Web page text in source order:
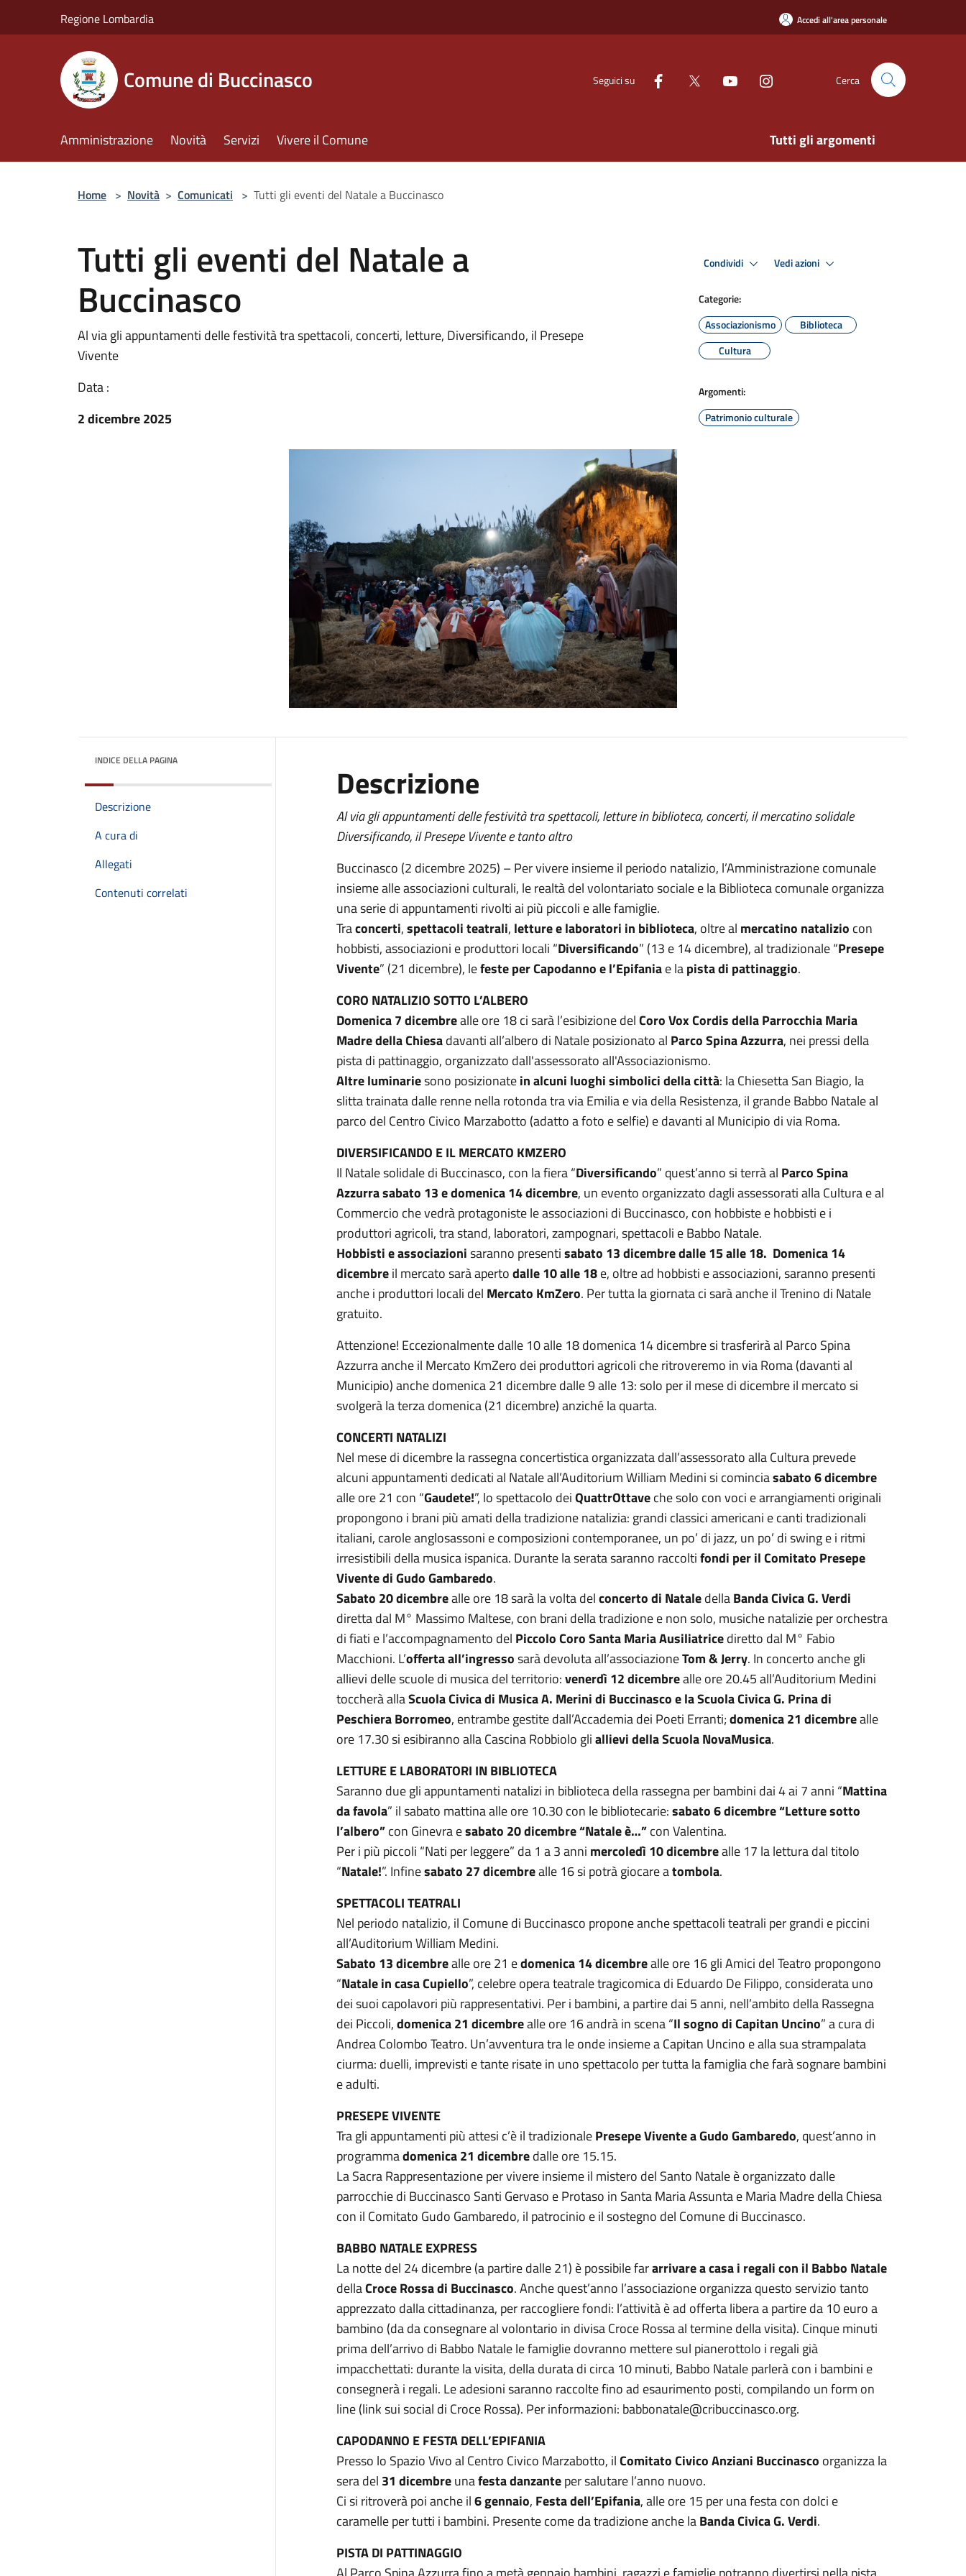
Regione Lombardia Accedi all'area personale
Comune di Buccinasco Seguici su Cerca
Amministrazione Novità Servizi Vivere il Comune Tutti gli argomenti
Home > Novità > Comunicati > Tutti gli eventi del Natale a Buccinasco
Tutti gli eventi del Natale a
Buccinasco
Al via gli appuntamenti delle festività tra spettacoli, concerti, letture, Diversificando, il Presepe
Vivente
Data :
2 dicembre 2025
Condividi Vedi azioni
Categorie:
Associazionismo
Biblioteca
Cultura
Argomenti:
Patrimonio culturale
INDICE DELLA PAGINA
Descrizione
A cura di
Allegati
Contenuti correlati
Descrizione
Al via gli appuntamenti delle festività tra spettacoli, letture in biblioteca, concerti, il mercatino solidale
Diversificando, il Presepe Vivente e tanto altro
Buccinasco (2 dicembre 2025) – Per vivere insieme il periodo natalizio, l’Amministrazione comunale
insieme alle associazioni culturali, le realtà del volontariato sociale e la Biblioteca comunale organizza
una serie di appuntamenti rivolti ai più piccoli e alle famiglie.
Traconcerti,spettacoli teatrali, letture e laboratori in biblioteca, oltre al mercatino natalizio con
hobbisti, associazioni e produttori locali “Diversificando” (13 e 14 dicembre), al tradizionale “Presepe
Vivente” (21 dicembre), lefeste per Capodanno e l’Epifaniae lapista di pattinaggio.
CORO NATALIZIO SOTTO L’ALBERO
Domenica 7 dicembrealle ore 18 ci sarà l’esibizione delCoro Vox Cordis della Parrocchia Maria
Madre della Chiesadavanti all’albero di Natale posizionato al Parco Spina Azzurra, nei pressi della
pista di pattinaggio, organizzato dall'assessorato all'Associazionismo.
Altre luminariesono posizionatein alcuni luoghi simbolici della città: la Chiesetta San Biagio, la
slitta trainata dalle renne nella rotonda tra via Emilia e via della Resistenza, il grande Babbo Natale al
parco del Centro Civico Marzabotto (adatto a foto e selfie) e davanti al Municipio di via Roma.
DIVERSIFICANDO E IL MERCATO KMZERO
Il Natale solidale di Buccinasco, con la fiera “Diversificando” quest’anno si terrà al Parco Spina
Azzurra sabato 13 e domenica 14 dicembre, un evento organizzato dagli assessorati alla Cultura e al
Commercio che vedrà protagoniste le associazioni di Buccinasco, con hobbiste e hobbisti e i
produttori agricoli, tra stand, laboratori, zampognari, spettacoli e Babbo Natale.
Hobbisti e associazionisaranno presentisabato 13 dicembre dalle 15 alle 18. Domenica 14
dicembreil mercato sarà apertodalle 10 alle 18e, oltre ad hobbisti e associazioni, saranno presenti
anche i produttori locali del Mercato KmZero. Per tutta la giornata ci sarà anche il Trenino di Natale
gratuito.
Attenzione! Eccezionalmente dalle 10 alle 18 domenica 14 dicembre si trasferirà al Parco Spina
Azzurra anche il Mercato KmZero dei produttori agricoli che ritroveremo in via Roma (davanti al
Municipio) anche domenica 21 dicembre dalle 9 alle 13: solo per il mese di dicembre il mercato si
svolgerà la terza domenica (21 dicembre) anziché la quarta.
CONCERTI NATALIZI
Nel mese di dicembre la rassegna concertistica organizzata dall’assessorato alla Cultura prevede
alcuni appuntamenti dedicati al Natale all’Auditorium William Medini si cominciasabato 6 dicembre
alle ore 21 con “Gaudete!”, lo spettacolo deiQuattrOttaveche solo con voci e arrangiamenti originali
propongono i brani più amati della tradizione natalizia: grandi classici americani e canti tradizionali
italiani, carole anglosassoni e composizioni contemporanee, un po’ di jazz, un po’ di swing e i ritmi
irresistibili della musica ispanica. Durante la serata saranno raccoltifondi per il Comitato Presepe
Vivente di Gudo Gambaredo.
Sabato 20 dicembrealle ore 18 sarà la volta delconcerto di NataledellaBanda Civica G. Verdi
diretta dal M° Massimo Maltese, con brani della tradizione e non solo, musiche natalizie per orchestra
di fiati e l’accompagnamento del Piccolo Coro Santa Maria Ausiliatricediretto dal M° Fabio
Macchioni. L’offerta all’ingressosarà devoluta all’associazioneTom & Jerry. In concerto anche gli
allievi delle scuole di musica del territorio:venerdì 12 dicembrealle ore 20.45 all’Auditorium Medini
toccherà allaScuola Civica di Musica A. Merini di Buccinasco e la Scuola Civica G. Prina di
Peschiera Borromeo, entrambe gestite dall’Accademia dei Poeti Erranti;domenica 21 dicembrealle
ore 17.30 si esibiranno alla Cascina Robbiolo gliallievi della Scuola NovaMusica.
LETTURE E LABORATORI IN BIBLIOTECA
Saranno due gli appuntamenti natalizi in biblioteca della rassegna per bambini dai 4 ai 7 anni “Mattina
da favola” il sabato mattina alle ore 10.30 con le bibliotecarie:sabato 6 dicembre “Letture sotto
l’albero”con Ginevra esabato 20 dicembre “Natale è…”con Valentina.
Per i più piccoli “Nati per leggere” da 1 a 3 anni mercoledì 10 dicembrealle 17 la lettura dal titolo
“Natale!”. Infinesabato 27 dicembrealle 16 si potrà giocare atombola.
SPETTACOLI TEATRALI
Nel periodo natalizio, il Comune di Buccinasco propone anche spettacoli teatrali per grandi e piccini
all’Auditorium William Medini.
Sabato 13 dicembrealle ore 21 edomenica 14 dicembrealle ore 16 gli Amici del Teatro propongono
“Natale in casa Cupiello”, celebre opera teatrale tragicomica di Eduardo De Filippo, considerata uno
dei suoi capolavori più rappresentativi. Per i bambini, a partire dai 5 anni, nell’ambito della Rassegna
dei Piccoli,domenica 21 dicembrealle ore 16 andrà in scena “Il sogno di Capitan Uncino” a cura di
Andrea Colombo Teatro. Un’avventura tra le onde insieme a Capitan Uncino e alla sua strampalata
ciurma: duelli, imprevisti e tante risate in uno spettacolo per tutta la famiglia che farà sognare bambini
e adulti.
PRESEPE VIVENTE
Tra gli appuntamenti più attesi c’è il tradizionalePresepe Vivente a Gudo Gambaredo, quest’anno in
programmadomenica 21 dicembredalle ore 15.15.
La Sacra Rappresentazione per vivere insieme il mistero del Santo Natale è organizzato dalle
parrocchie di Buccinasco Santi Gervaso e Protaso in Santa Maria Assunta e Maria Madre della Chiesa
con il Comitato Gudo Gambaredo, il patrocinio e il sostegno del Comune di Buccinasco.
BABBO NATALE EXPRESS
La notte del 24 dicembre (a partire dalle 21) è possibile fararrivare a casa i regali con il Babbo Natale
dellaCroce Rossa di Buccinasco. Anche quest’anno l’associazione organizza questo servizio tanto
apprezzato dalla cittadinanza, per raccogliere fondi: l’attività è ad offerta libera a partire da 10 euro a
bambino (da da consegnare al volontario in divisa Croce Rossa al termine della visita). Cinque minuti
prima dell’arrivo di Babbo Natale le famiglie dovranno mettere sul pianerottolo i regali già
impacchettati: durante la visita, della durata di circa 10 minuti, Babbo Natale parlerà con i bambini e
consegnerà i regali. Le adesioni saranno raccolte fino ad esaurimento posti, compilando un form on
line (link sui social di Croce Rossa). Per informazioni: babbonatale@cribuccinasco.org.
CAPODANNO E FESTA DELL’EPIFANIA
Presso lo Spazio Vivo al Centro Civico Marzabotto, ilComitato Civico Anziani Buccinasco organizza la
sera del 31 dicembreunafesta danzanteper salutare l’anno nuovo.
Ci si ritroverà poi anche il6 gennaio, Festa dell’Epifania, alle ore 15 per una festa con dolci e
caramelle per tutti i bambini. Presente come da tradizione anche laBanda Civica G. Verdi.
PISTA DI PATTINAGGIO